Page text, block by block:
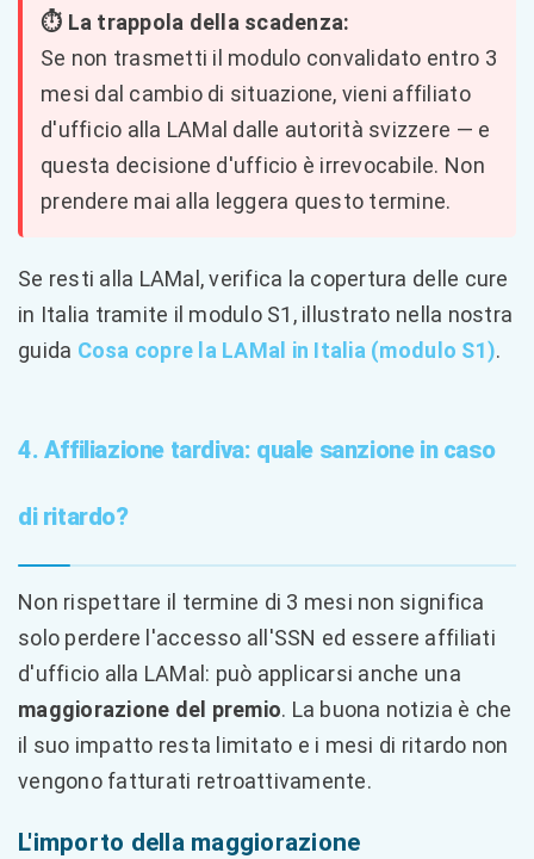
⏱️ La trappola della scadenza:
Se non trasmetti il modulo convalidato entro 3
mesi dal cambio di situazione, vieni affiliato
d'ufficio alla LAMal dalle autorità svizzere — e
questa decisione d'ufficio è irrevocabile. Non
prendere mai alla leggera questo termine.
Se resti alla LAMal, verifica la copertura delle cure
in Italia tramite il modulo S1, illustrato nella nostra
guida Cosa copre la LAMal in Italia (modulo S1).
4. Affiliazione tardiva: quale sanzione in caso
di ritardo?
Non rispettare il termine di 3 mesi non significa
solo perdere l'accesso all'SSN ed essere affiliati
d'ufficio alla LAMal: può applicarsi anche una
maggiorazione del premio. La buona notizia è che
il suo impatto resta limitato e i mesi di ritardo non
vengono fatturati retroattivamente.
L'importo della maggiorazione